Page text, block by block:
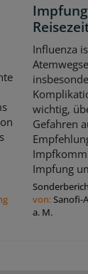
Influenza
wichtig,
Gefahren
Impfung
von:Sanofi-
a. M.